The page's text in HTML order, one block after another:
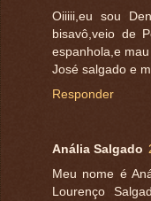
Oiiiii,eu sou
bisavô,veio de
espanhola,e
José salgado e
Responder
Anália Salgado
Meu nome é
Lourenço